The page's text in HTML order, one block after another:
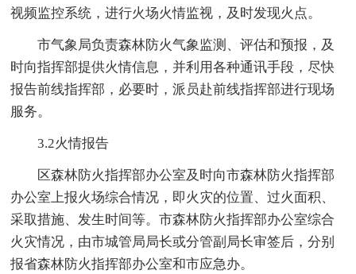
视频监控系统，进行火场火情监视，及时发现火点。
市气象局负责森林防火气象监测、评估和预报，及
时向指挥部提供火情信息，并利用各种通讯手段，尽快
报告前线指挥部，必要时，派员赴前线指挥部进行现场
服务。
3.2火情报告
区森林防火指挥部办公室及时向市森林防火指挥部
办公室上报火场综合情况，即火灾的位置、过火面积、
采取措施、发生时间等。市森林防火指挥部办公室综合
火灾情况，由市城管局局长或分管副局长审签后，分别
报省森林防火指挥部办公室和市应急办。